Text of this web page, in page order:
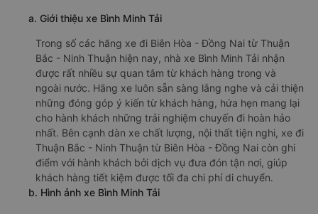
a. Giới thiệu xe Bình Minh Tải
Trong số các hãng xe đi Biên Hòa - Đồng Nai từ Thuận
Bắc - Ninh Thuận hiện nay, nhà xe Bình Minh Tải nhận
được rất nhiều sự quan tâm từ khách hàng trong và
ngoài nước. Hãng xe luôn sẵn sàng lắng nghe và cải thiện
những đóng góp ý kiến từ khách hàng, hứa hẹn mang lại
cho hành khách những trải nghiệm chuyến đi hoàn hảo
nhất. Bên cạnh dàn xe chất lượng, nội thất tiện nghi, xe đi
Thuận Bắc - Ninh Thuận từ Biên Hòa - Đồng Nai còn ghi
điểm với hành khách bởi dịch vụ đưa đón tận nơi, giúp
khách hàng tiết kiệm được tối đa chi phí di chuyển.
b. Hình ảnh xe Bình Minh Tải